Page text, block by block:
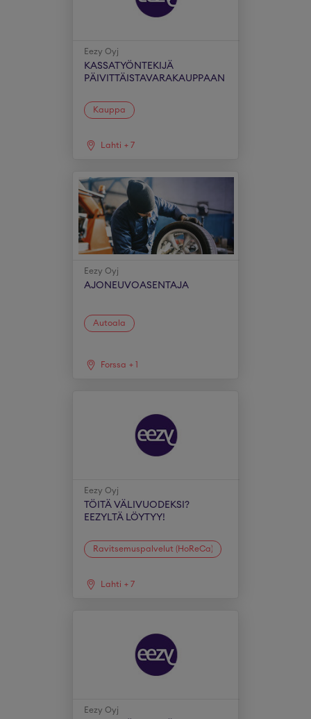
Eezy Oyj
KASSATYÖNTEKIJÄ
PÄIVITTÄISTAVARAKAUPPAAN
Kauppa
Lahti + 7
Eezy Oyj
AJONEUVOASENTAJA
Autoala
Forssa + 1
Eezy Oyj
TÖITÄ VÄLIVUODEKSI?
EEZYLTÄ LÖYTYY!
Ravitsemuspalvelut (HoReCa)
Lahti + 7
Eezy Oyj